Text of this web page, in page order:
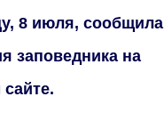
8 июля, сообщила
заповедника на